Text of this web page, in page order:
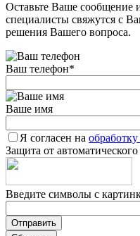
Оставьте Ваше сообщение
специалисты свяжутся с
решения Вашего вопроса.
Ваш телефон*
Ваше имя
Я согласен на
Защита от
Введите символы с